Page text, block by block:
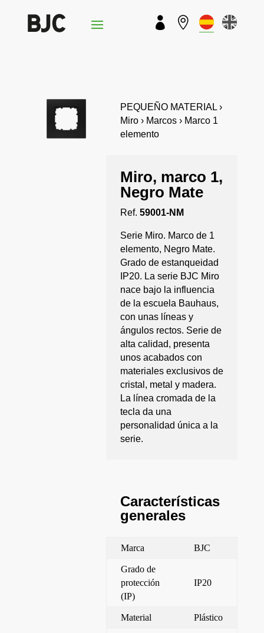
 
PEQUEÑO MATERIAL ›
Miro › Marcos › Marco 1
elemento
Miro, marco 1,
Negro Mate
Ref.59001-NM
Serie Miro. Marco de 1
elemento, Negro Mate.
Grado de estanqueidad
IP20. La serie BJC Miro
nace bajo la influencia
de la escuela Bauhaus,
con unas líneas y
ángulos rectos. Serie de
alta calidad, presenta
unos acabados con
materiales exclusivos de
cristal, metal y madera.
La línea cromada de la
tecla da una
personalidad única a la
serie.
Características
generales
Marca BJC
Grado de
protección
(IP)
IP20
Material Plástico